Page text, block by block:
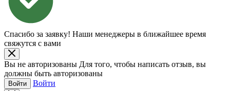
Спасибо за заявку! Наши менеджеры в ближайшее время
свяжутся с вами
Вы не авторизованы Для того, чтобы написать отзыв, вы
должны быть авторизованы
Войти Войти